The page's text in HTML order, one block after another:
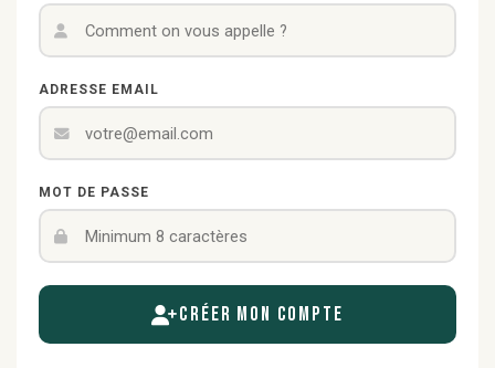
ADRESSE EMAIL
MOT DE PASSE
Créer mon compte